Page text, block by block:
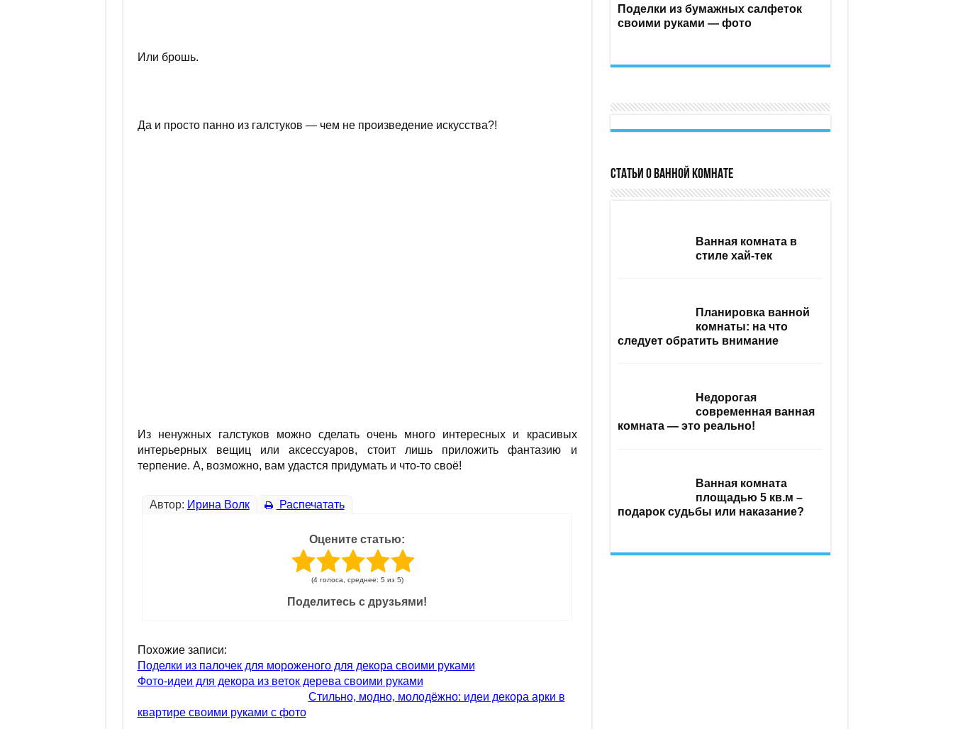
Или брошь.
Да и просто панно из галстуков — чем не произведение искусства?!
Из ненужных галстуков можно сделать очень много интересных и красивых
интерьерных вещиц или аксессуаров, стоит лишь приложить фантазию и
терпение. А, возможно, вам удастся придумать и что-то своё!
Автор: Ирина Волк Распечатать
Оцените статью:
(4 голоса, среднее: 5 из 5)
Поделитесь с друзьями!
Похожие записи:
Поделки из палочек для мороженого для декора своими руками
Фото-идеи для декора из веток дерева своими руками
Стильно, модно, молодёжно: идеи декора арки в
квартире своими руками с фото
Поделки из бумажных салфеток
своими руками — фото
Статьи о ванной комнате
Ванная комната в
стиле хай-тек
Планировка ванной
комнаты: на что
следует обратить внимание
Недорогая
современная ванная
комната — это реально!
Ванная комната
площадью 5 кв.м –
подарок судьбы или наказание?